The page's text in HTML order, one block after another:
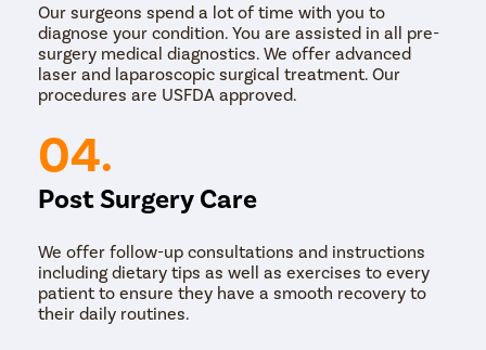
Our surgeons spend a lot of time with you to
diagnose your condition. You are assisted in all pre-
surgery medical diagnostics. We offer advanced
laser and laparoscopic surgical treatment. Our
procedures are USFDA approved.
04.
Post Surgery Care
We offer follow-up consultations and instructions
including dietary tips as well as exercises to every
patient to ensure they have a smooth recovery to
their daily routines.